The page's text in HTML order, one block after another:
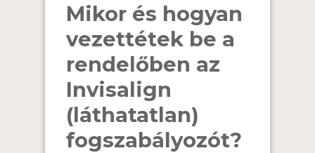
Mikor és hogyan
vezettétek be a
rendelőben az
Invisalign
(láthatatlan)
fogszabályozót?